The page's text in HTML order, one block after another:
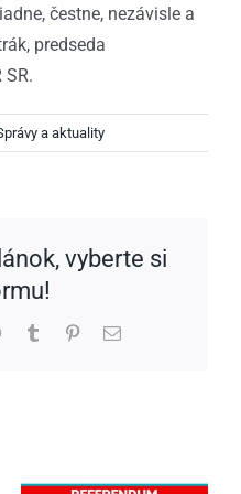
čestne, nezávisle a
predseda
a aktuality
vyberte si
WhatsApp
Tumblr PinterestEmail